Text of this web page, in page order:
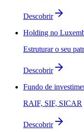
Descobrir
Holding no
Estruturar o seu
Descobrir
Fundo de
RAIF, SIF, SICAR
Descobrir